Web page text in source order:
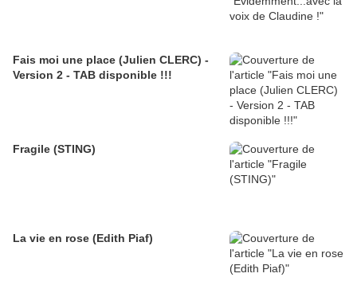
Fais moi une place (Julien CLERC) -
Version 2 - TAB disponible !!!
Fragile (STING)
La vie en rose (Edith Piaf)